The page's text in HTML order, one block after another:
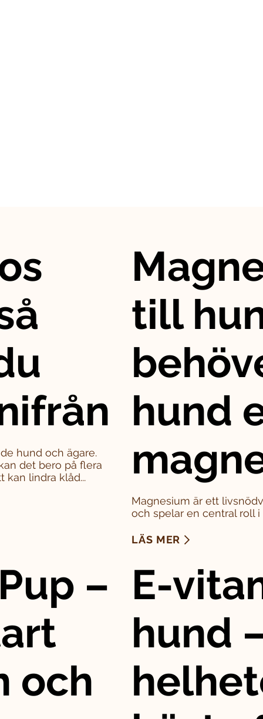
hund och ägare.
det bero på flera
kan lindra klåd...
till
hund
Magnesium är ett
och spelar en central roll
LÄS MER
–
och
E-
hund